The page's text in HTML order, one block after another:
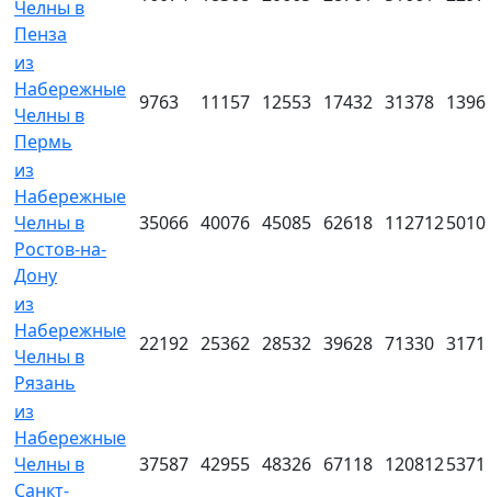
Челны в
Пенза
из
Набережные
Челны в
Пермь
9763 11157 12553 17432 31378 1396
из
Набережные
Челны в
Ростов-на-
Дону
35066 40076 45085 62618 1127125010
из
Набережные
Челны в
Рязань
22192 25362 28532 39628 71330 3171
из
Набережные
Челны в
Санкт-
37587 42955 48326 67118 1208125371